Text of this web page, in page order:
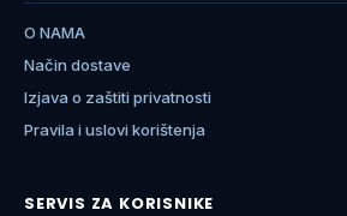
O NAMA
Način dostave
Izjava o zaštiti privatnosti
Pravila i uslovi korištenja
SERVIS ZA KORISNIKE